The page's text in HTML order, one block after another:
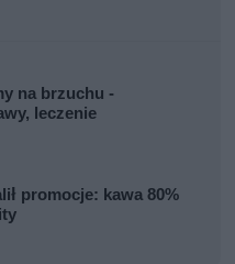
na brzuchu -
leczenie
promocje: kawa 80%